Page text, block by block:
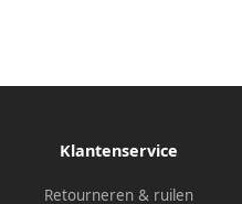
Klantenservice
Retourneren & ruilen